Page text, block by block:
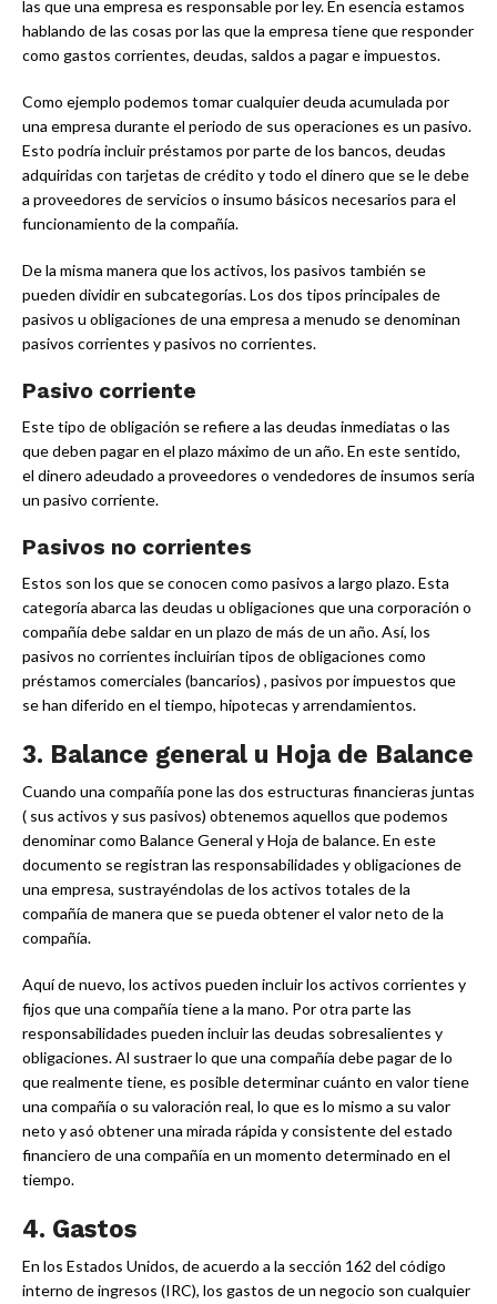
las que una empresa es responsable por ley. En esencia estamos
hablando de las cosas por las que la empresa tiene que responder
como gastos corrientes, deudas, saldos a pagar e impuestos.
Como ejemplo podemos tomar cualquier deuda acumulada por
una empresa durante el periodo de sus operaciones es un pasivo.
Esto podría incluir préstamos por parte de los bancos, deudas
adquiridas con tarjetas de crédito y todo el dinero que se le debe
a proveedores de servicios o insumo básicos necesarios para el
funcionamiento de la compañía.
De la misma manera que los activos, los pasivos también se
pueden dividir en subcategorías. Los dos tipos principales de
pasivos u obligaciones de una empresa a menudo se denominan
pasivos corrientes y pasivos no corrientes.
Pasivo corriente
Este tipo de obligación se refiere a las deudas inmediatas o las
que deben pagar en el plazo máximo de un año. En este sentido,
el dinero adeudado a proveedores o vendedores de insumos sería
un pasivo corriente.
Pasivos no corrientes
Estos son los que se conocen como pasivos a largo plazo. Esta
categoría abarca las deudas u obligaciones que una corporación o
compañía debe saldar en un plazo de más de un año. Así, los
pasivos no corrientes incluirían tipos de obligaciones como
préstamos comerciales (bancarios) , pasivos por impuestos que
se han diferido en el tiempo, hipotecas y arrendamientos.
3. Balance general u Hoja de Balance
Cuando una compañía pone las dos estructuras financieras juntas
( sus activos y sus pasivos) obtenemos aquellos que podemos
denominar como Balance General y Hoja de balance. En este
documento se registran las responsabilidades y obligaciones de
una empresa, sustrayéndolas de los activos totales de la
compañía de manera que se pueda obtener el valor neto de la
compañía.
Aquí de nuevo, los activos pueden incluir los activos corrientes y
fijos que una compañía tiene a la mano. Por otra parte las
responsabilidades pueden incluir las deudas sobresalientes y
obligaciones. Al sustraer lo que una compañía debe pagar de lo
que realmente tiene, es posible determinar cuánto en valor tiene
una compañía o su valoración real, lo que es lo mismo a su valor
neto y asó obtener una mirada rápida y consistente del estado
financiero de una compañía en un momento determinado en el
tiempo.
4. Gastos
En los Estados Unidos, de acuerdo a la sección 162 del código
interno de ingresos (IRC), los gastos de un negocio son cualquier